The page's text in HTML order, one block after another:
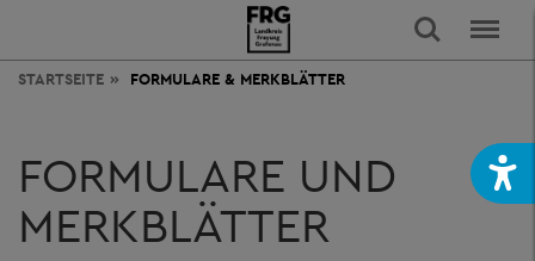
STARTSEITE FORMULARE & MERKBLÄTTER
FORMULARE UND
MERKBLÄTTER